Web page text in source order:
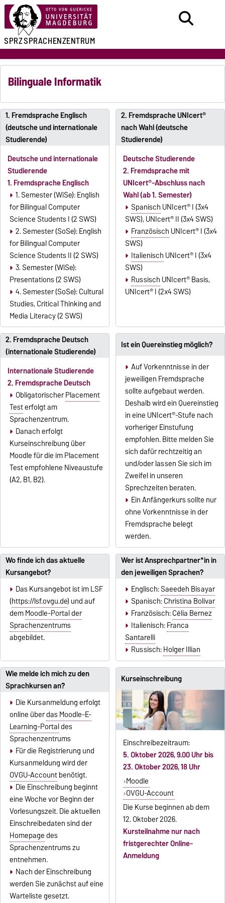
SPRZSPRACHENZENTRUM
Bilinguale Informatik
1. Fremdsprache Englisch
(deutsche und internationale
Studierende)
Deutsche und internationale
Studierende
1. Fremdsprache Englisch
1. Semester (WiSe): English
for Bilingual Computer
Science Students I (2 SWS)
2. Semester (SoSe): English
for Bilingual Computer
Science Students II (2 SWS)
3. Semester (WiSe):
Presentations (2 SWS)
4. Semester (SoSe): Cultural
Studies, Critical Thinking and
Media Literacy (2 SWS)
2. Fremdsprache UNIcert®
nach Wahl (deutsche
Studierende)
Deutsche Studierende
2. Fremdsprache mit
UNIcert®-Abschluss nach
Wahl (ab 1. Semester)
Spanisch UNIcert®I (3x4
SWS), UNIcert®II (3x4 SWS)
Französisch UNIcert®I (3x4
SWS)
Italienisch UNIcert®I (3x4
SWS)
Russisch UNIcert®Basis,
UNIcert®I (2x4 SWS)
2. Fremdsprache Deutsch
(internationale Studierende)
Internationale Studierende
2. Fremdsprache Deutsch
ObligatorischerPlacement
Testerfolgt am
Sprachenzentrum.
Danach erfolgt
Kurseinschreibung über
Moodle für die im Placement
Test empfohlene Niveaustufe
(A2, B1, B2).
Ist ein Quereinstieg möglich?
Auf Vorkenntnisse in der
jeweiligen Fremdsprache
sollte aufgebaut werden.
Deshalb wird ein Quereinstieg
in eine UNIcert®-Stufe nach
vorheriger Einstufung
empfohlen. Bitte melden Sie
sich dafür rechtzeitig an
und/oder lassen Sie sich im
Zweifel in unseren
Sprechzeiten beraten.
Ein Anfängerkurs sollte nur
ohne Vorkenntnisse in der
Fremdsprache belegt
werden.
Wo finde ich das aktuelle
Kursangebot?
Das Kursangebot ist im LSF
(https://lsf.ovgu.de) und auf
demMoodle-Portal der
Sprachenzentrums
abgebildet.
Wer ist Ansprechpartner*in in
den jeweiligen Sprachen?
Englisch:Saeedeh Bisayar
Spanisch:Christina Bolívar
Französisch:Célia Bernez
Italienisch:Franca
Santarelli
Russisch:Holger Illian
Wie melde ich mich zu den
Sprachkursen an?
Die Kursanmeldung erfolgt
online überdas Moodle-E-
Learning-Portaldes
Sprachenzentrums
Für die Registrierung und
Kursanmeldung wird der
OVGU-Accountbenötigt.
Die Einschreibung beginnt
eine Woche vor Beginn der
Vorlesungszeit. Die aktuellen
Einschreibedaten sind der
Homepagedes
Sprachenzentrums zu
entnehmen.
Nach der Einschreibung
werden Sie zunächst auf eine
Warteliste gesetzt.
Kurseinschreibung
Einschreibezeitraum:
5. Oktober 2026, 9.00 Uhr bis
23. Oktober 2026, 18 Uhr
Moodle
OVGU-Account
Die Kurse beginnen ab dem
12. Oktober 2026.
Kursteilnahme nur nach
fristgerechter Online-
Anmeldung